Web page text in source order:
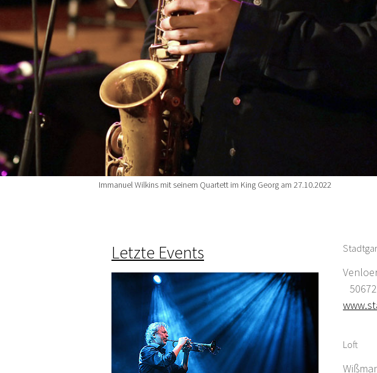
Immanuel Wilkins mit seinem Quartett im King Georg am 27.10.2022
Letzte Events
Loft